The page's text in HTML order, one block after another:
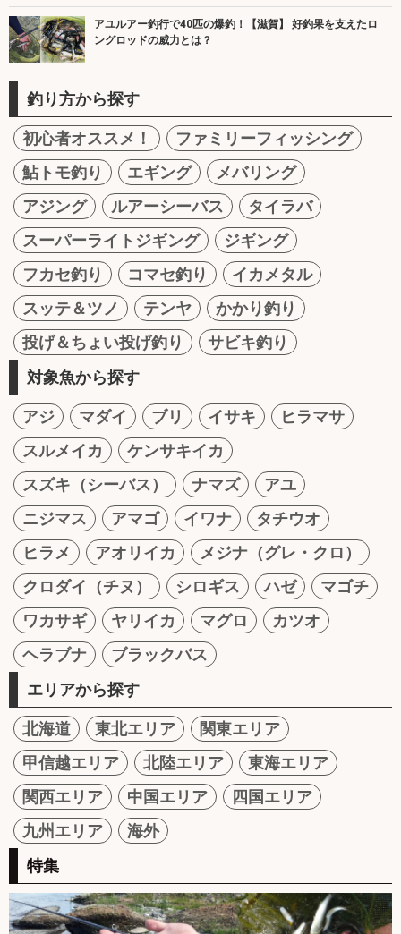
アユルアー釣行で40匹の爆釣！【滋賀】 好釣果を支えたロ
ングロッドの威力とは？
釣り方から探す
初心者オススメ！
ファミリーフィッシング
鮎トモ釣り
エギング
メバリング
アジング
ルアーシーバス
タイラバ
スーパーライトジギング
ジギング
フカセ釣り
コマセ釣り
イカメタル
スッテ＆ツノ
テンヤ
かかり釣り
投げ＆ちょい投げ釣り
サビキ釣り
対象魚から探す
アジ マダイ ブリ イサキ
ヒラマサ
スルメイカ
ケンサキイカ
スズキ（シーバス）
ナマズ
アユ
ニジマス
アマゴ イワナ
タチウオ
ヒラメ
アオリイカ
メジナ（グレ・クロ）
クロダイ（チヌ）
シロギス ハゼ
マゴチ
ワカサギ
ヤリイカ マグロ
カツオ
ヘラブナ
ブラックバス
エリアから探す
北海道 東北エリア
関東エリア
甲信越エリア
北陸エリア
東海エリア
関西エリア
中国エリア
四国エリア
九州エリア
海外
特集